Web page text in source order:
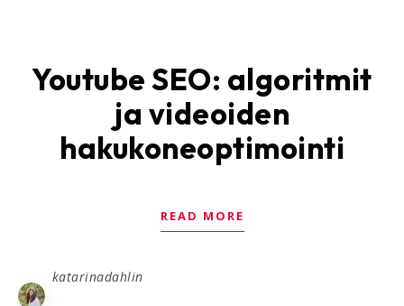
Youtube SEO: algoritmit
ja videoiden
hakukoneoptimointi
READ MORE
katarinadahlin